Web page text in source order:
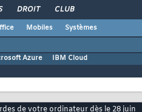
DROIT CLUB
Mobiles
Systèmes
Azure IBM Cloud
de votre ordinateur dès le 28 juin